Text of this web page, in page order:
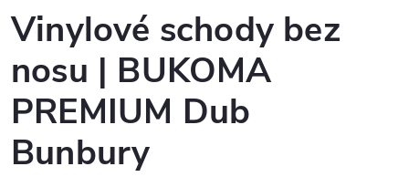
Vinylové schody bez
nosu | BUKOMA
PREMIUM Dub
Bunbury